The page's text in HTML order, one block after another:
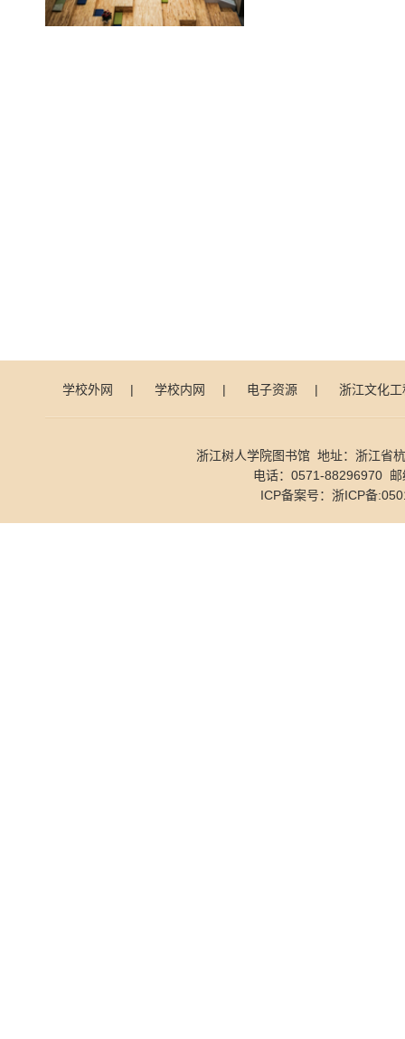
学校外网 | 学校内网 | 电子资源 | 浙江文化工
浙江树人学院图书馆 地址：浙江省
电话：0571-88296970 邮
ICP备案号： 浙ICP备